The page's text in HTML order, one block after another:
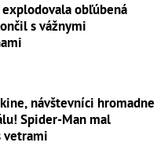
obľúbená
s vážnymi
návštevníci hromadne
Spider-Man mal
vetrami